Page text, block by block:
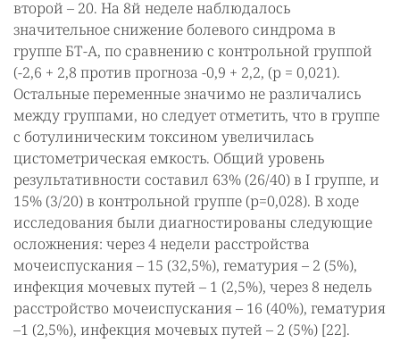
второй – 20. На 8й неделе наблюдалось
значительное снижение болевого синдрома в
группе БТ-А, по сравнению с контрольной группой
(-2,6 + 2,8 против прогноза -0,9 + 2,2, (р = 0,021).
Остальные переменные значимо не различались
между группами, но следует отметить, что в группе
с ботулиническим токсином увеличилась
цистометрическая емкость. Общий уровень
результативности составил 63% (26/40) в I группе, и
15% (3/20) в контрольной группе (р=0,028). В ходе
исследования были диагностированы следующие
осложнения: через 4 недели расстройства
мочеиспускания – 15 (32,5%), гематурия – 2 (5%),
инфекция мочевых путей – 1 (2,5%), через 8 недель
расстройство мочеиспускания – 16 (40%), гематурия
–1 (2,5%), инфекция мочевых путей – 2 (5%) [22].